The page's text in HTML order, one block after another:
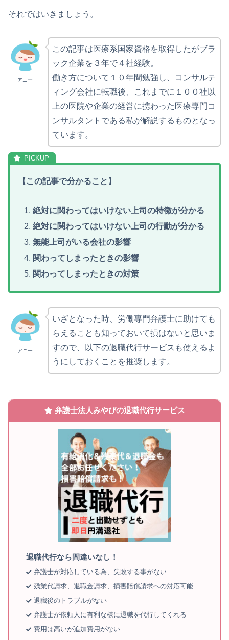
それではいきましょう。
アニー
この記事は医療系国家資格を取得したがブラ
ック企業を３年で４社経験。
働き方について１０年間勉強し、コンサルテ
ィング会社に転職後、これまでに１００社以
上の医院や企業の経営に携わった医療専門コ
ンサルタントである私が解説するものとなっ
ています。
【 この記事で分かること 】
絶対に関わってはいけない上司の特徴が分かる
絶対に関わってはいけない上司の行動が分かる
無能上司がいる会社の影響
関わってしまったときの影響
関わってしまったときの対策
アニー
いざとなった時、労働専門弁護士に助けても
らえることも知っておいて損はないと思いま
すので、以下の退職代行サービスも使えるよ
うにしておくことを推奨します。
弁護士法人みやびの退職代行サービス
退職代行なら間違いなし！
弁護士が対応している為、失敗する事がない
残業代請求、退職金請求、損害賠償請求への対応可能
退職後のトラブルがない
弁護士が依頼人に有利な様に退職を代行してくれる
費用は高いが追加費用がない